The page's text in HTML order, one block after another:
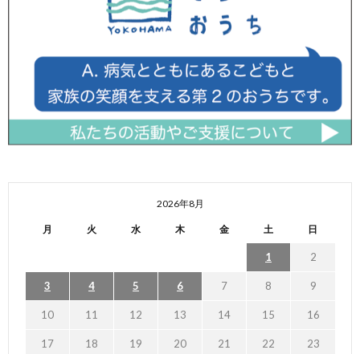
2026年8月
月 火 水 木 金 土 日
1 2
3 4 5 6 7 8 9
10 11 12 13 14 15 16
17 18 19 20 21 22 23